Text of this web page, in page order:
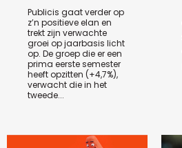
Publicis gaat verder op
z’n positieve elan en
trekt zijn verwachte
groei op jaarbasis licht
op. De groep die er een
prima eerste semester
heeft opzitten (+4,7%),
verwacht die in het
tweede...